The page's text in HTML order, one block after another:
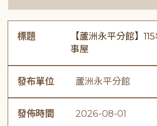
標題
【蘆洲永平分館】
事屋
發布單位 蘆洲永平分館
發佈時間 2026-08-01